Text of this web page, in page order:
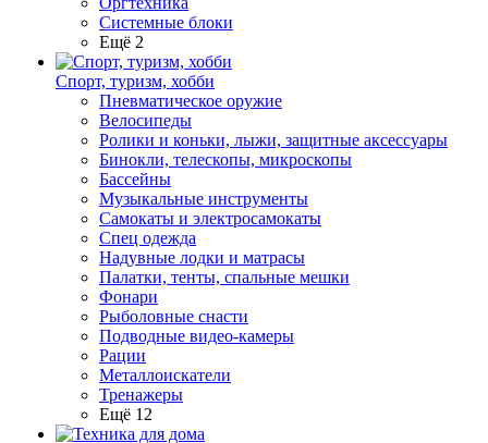
Системные блоки
Ещё 2
Спорт, туризм, хобби
Пневматическое оружие
Велосипеды
Ролики и коньки, лыжи, защитные аксессуары
Бинокли, телескопы, микроскопы
Бассейны
Музыкальные инструменты
Самокаты и электросамокаты
Спец одежда
Надувные лодки и матрасы
Палатки, тенты, спальные мешки
Фонари
Рыболовные снасти
Подводные видео-камеры
Рации
Металлоискатели
Тренажеры
Ещё 12